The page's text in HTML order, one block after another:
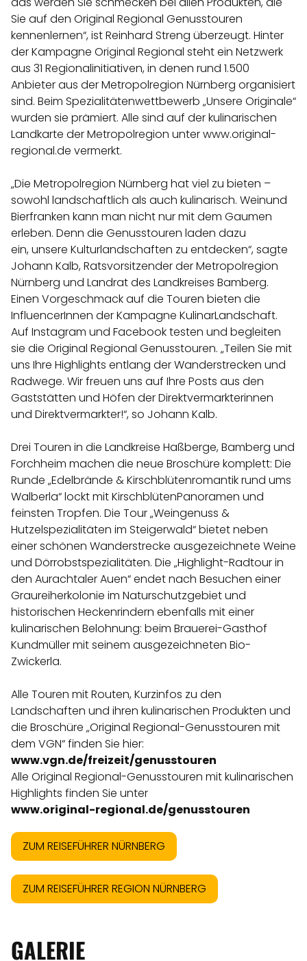
Sie auf den Original Regional Genusstouren
kennenlernen“, ist Reinhard Streng überzeugt. Hinter
der Kampagne Original Regional steht ein Netzwerk
aus 31 Regionalinitiativen, in denen rund 1.500
Anbieter aus der Metropolregion Nürnberg organisiert
sind. Beim Spezialitätenwettbewerb „Unsere Originale“
wurden sie prämiert. Alle sind auf der kulinarischen
Landkarte der Metropolregion unter www.original-
regional.de vermerkt.
„Die Metropolregion Nürnberg hat viel zu bieten –
sowohl landschaftlich als auch kulinarisch. Weinund
Bierfranken kann man nicht nur mit dem Gaumen
erleben. Denn die Genusstouren laden dazu
ein, unsere Kulturlandschaften zu entdecken“, sagte
Johann Kalb, Ratsvorsitzender der Metropolregion
Nürnberg und Landrat des Landkreises Bamberg.
Einen Vorgeschmack auf die Touren bieten die
InfluencerInnen der Kampagne KulinarLandschaft.
Auf Instagram und Facebook testen und begleiten
sie die Original Regional Genusstouren. „Teilen Sie mit
uns Ihre Highlights entlang der Wanderstrecken und
Radwege. Wir freuen uns auf Ihre Posts aus den
Gaststätten und Höfen der Direktvermarkterinnen
und Direktvermarkter!“, so Johann Kalb.
Drei Touren in die Landkreise Haßberge, Bamberg und
Forchheim machen die neue Broschüre komplett: Die
Runde „Edelbrände & Kirschblütenromantik rund ums
Walberla“ lockt mit KirschblütenPanoramen und
feinsten Tropfen. Die Tour „Weingenuss &
Hutzelspezialitäten im Steigerwald“ bietet neben
einer schönen Wanderstrecke ausgezeichnete Weine
und Dörrobstspezialitäten. Die „Highlight-Radtour in
den Aurachtaler Auen“ endet nach Besuchen einer
Graureiherkolonie im Naturschutzgebiet und
historischen Heckenrindern ebenfalls mit einer
kulinarischen Belohnung: beim Brauerei-Gasthof
Kundmüller mit seinem ausgezeichneten Bio-
Zwickerla.
Alle Touren mit Routen, Kurzinfos zu den
Landschaften und ihren kulinarischen Produkten und
die Broschüre „Original Regional-Genusstouren mit
dem VGN“ finden Sie hier:
www.vgn.de/freizeit/genusstouren
Alle Original Regional-Genusstouren mit kulinarischen
Highlights finden Sie unter
www.original-regional.de/genusstouren
ZUM REISEFÜHRER NÜRNBERG
ZUM REISEFÜHRER REGION NÜRNBERG
GALERIE